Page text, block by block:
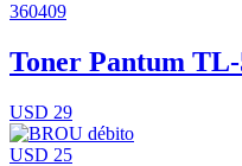
360409
Toner Pantum
USD 29
USD 25